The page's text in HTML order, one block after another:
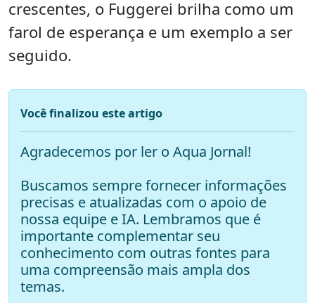
crescentes, o Fuggerei brilha como um
farol de esperança e um exemplo a ser
seguido.
Você finalizou este artigo
Agradecemos por ler o Aqua Jornal!
Buscamos sempre fornecer informações
precisas e atualizadas com o apoio de
nossa equipe e IA. Lembramos que é
importante complementar seu
conhecimento com outras fontes para
uma compreensão mais ampla dos
temas.